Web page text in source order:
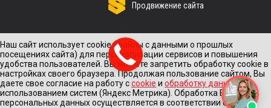
Продвижение сайта
Наш сайт использует cookie (файлы с данными о прошлых
посещениях сайта) для персонализации сервисов и повышения
удобства пользователей. Вы можете запретить обработку cookie в
настройках своего браузера. Продолжая пользование сайтом, Вы
даете свое согласие на работу сcookie и обработку данныхс
использованием систем (Яндекс Метрика). Обработка Ваших
персональных данных осуществляется в соответствии с